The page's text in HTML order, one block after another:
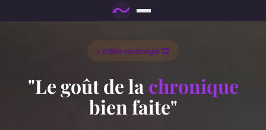
L'édito-nostalgie 🎞️
"Le goût de la chronique
bien faite"